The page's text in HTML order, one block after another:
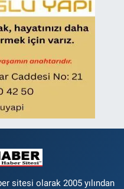
sitesi olarak 2005 yılından